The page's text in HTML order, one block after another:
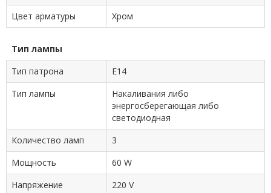
Цвет арматуры Хром
Тип лампы
Тип патрона
E14
Тип лампы
Накаливания либо
энергосберегающая либо
светодиодная
Количество ламп
3
Мощность
60 W
Напряжение
220 V